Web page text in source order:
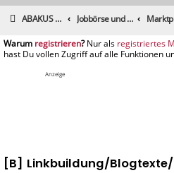
ABAKUS Foren-Übersicht Jobbörse und Marktplatz
registrieren registriertes
Anzeige
[B] Linkbuildung/